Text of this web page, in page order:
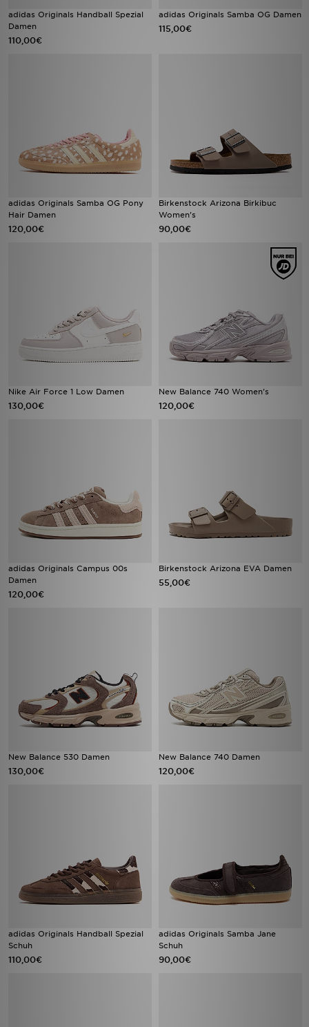
adidas Originals Handball Spezial
Damen
110,00€
adidas Originals Samba OG Damen
115,00€
adidas Originals Samba OG Pony
Hair Damen
120,00€
Birkenstock Arizona Birkibuc
Women's
90,00€
Nike Air Force 1 Low Damen
130,00€
New Balance 740 Women's
120,00€
adidas Originals Campus 00s
Damen
120,00€
Birkenstock Arizona EVA Damen
55,00€
New Balance 530 Damen
130,00€
New Balance 740 Damen
120,00€
adidas Originals Handball Spezial
Schuh
110,00€
adidas Originals Samba Jane
Schuh
90,00€